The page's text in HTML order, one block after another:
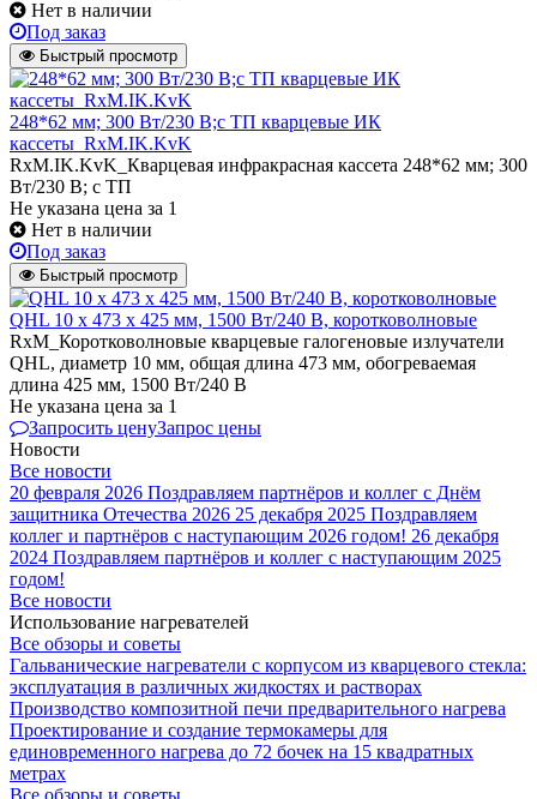
Нет в наличии
Под заказ
Быстрый просмотр
248*62 мм; 300 Вт/230 В;с ТП кварцевые ИК
кассеты_RxM.IK.KvK
RxM.IK.KvK_Кварцевая инфракрасная кассета 248*62 мм; 300
Вт/230 В; с ТП
Не указана цена за 1
Нет в наличии
Под заказ
Быстрый просмотр
QHL 10 х 473 х 425 мм, 1500 Вт/240 В, коротковолновые
RxM_Коротковолновые кварцевые галогеновые излучатели
QHL, диаметр 10 мм, общая длина 473 мм, обогреваемая
длина 425 мм, 1500 Вт/240 В
Не указана цена за 1
Запросить ценуЗапрос цены
Новости
Все новости
20 февраля 2026 Поздравляем партнёров и коллег с Днём
защитника Отечества 2026 25 декабря 2025 Поздравляем
коллег и партнёров с наступающим 2026 годом! 26 декабря
2024 Поздравляем партнёров и коллег с наступающим 2025
годом!
Все новости
Использование нагревателей
Все обзоры и советы
Гальванические нагреватели с корпусом из кварцевого стекла:
эксплуатация в различных жидкостях и растворах
Производство композитной печи предварительного нагрева
Проектирование и создание термокамеры для
единовременного нагрева до 72 бочек на 15 квадратных
метрах
Все обзоры и советы